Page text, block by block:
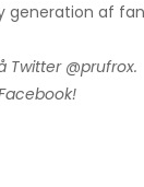
generation af
Twitter @prufrox.